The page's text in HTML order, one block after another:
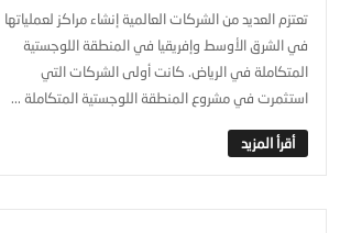
تعتزم العديد من الشركات العالمية إنشاء مراكز لعملياتها
في الشرق الأوسط وإفريقيا في المنطقة اللوجستية
المتكاملة في الرياض. كانت أولى الشركات التي
استثمرت في مشروع المنطقة اللوجستية المتكاملة ...